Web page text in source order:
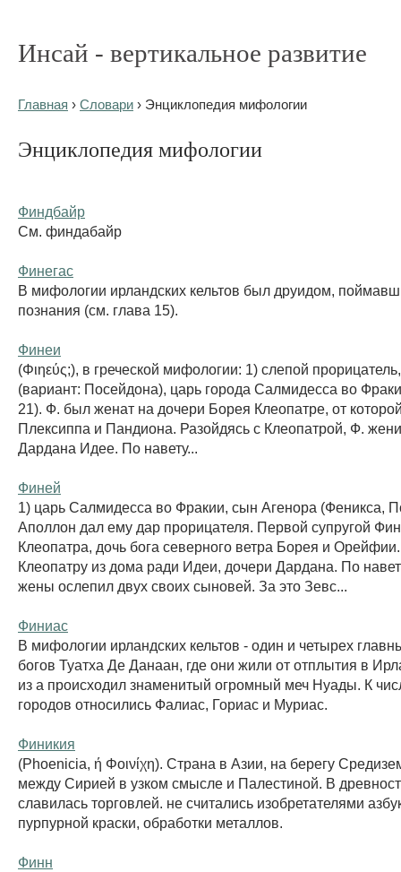
Инсай - вертикальное развитие
Главная › Словари › Энциклопедия мифологии
Энциклопедия мифологии
Финдбайр
См. финдабайр
Финегас
В мифологии ирландских кельтов был друидом,
познания (см. глава 15).
Финеи
(Φιηεύς;), в греческой мифологии: 1) слепой
(вариант: Посейдона), царь города Салмидесса во
21). Ф. был женат на дочери Борея Клеопатре, от
Плексиппа и Пандиона. Разойдясь с Клеопатрой, Ф.
Дардана Идее. По навету...
Финей
1) царь Салмидесса во Фракии, сын Агенора (Феникса,
Аполлон дал ему дар прорицателя. Первой супругой
Клеопатра, дочь бога северного ветра Борея и Орейфии.
Клеопатру из дома ради Идеи, дочери Дардана. По
жены ослепил двух своих сыновей. За это Зевс...
Финиас
В мифологии ирландских кельтов - один и четырех
богов Туатха Де Данаан, где они жили от отплытия в
из а происходил знаменитый огромный меч Нуады. К
городов относились Фалиас, Гориас и Муриас.
Финикия
(Phoenicia, ή Φοινίχη). Страна в Азии, на берегу
между Сирией в узком смысле и Палестиной. В
славилась торговлей. не считались изобретателями
пурпурной краски, обработки металлов.
Финн